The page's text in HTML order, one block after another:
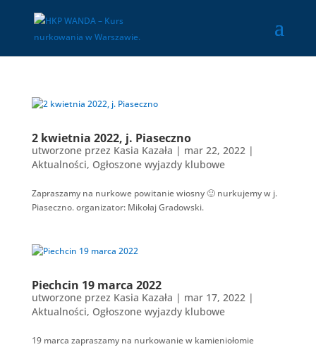
2 kwietnia 2022, j. Piaseczno
utworzone przez Kasia Kazała | mar 22, 2022|
Aktualności, Ogłoszone wyjazdy klubowe
Zapraszamy na nurkowe powitanie wiosny 🙂 nurkujemy w j.
Piaseczno. organizator: Mikołaj Gradowski.
Piechcin 19 marca 2022
utworzone przez Kasia Kazała | mar 17, 2022|
Aktualności, Ogłoszone wyjazdy klubowe
19 marca zapraszamy na nurkowanie w kamieniołomie